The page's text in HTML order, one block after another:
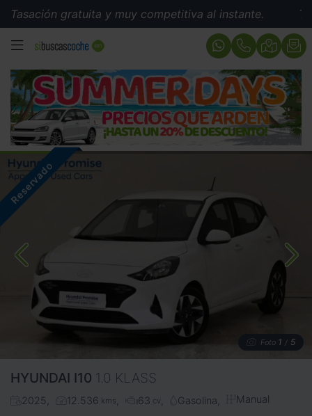
gratuita y muy competitiva al instante.
MENÚ
Foto 1 / 5
HYUNDAI I10 1.0 KLASS
2025 12.536 kms 63 cv Gasolina Manual